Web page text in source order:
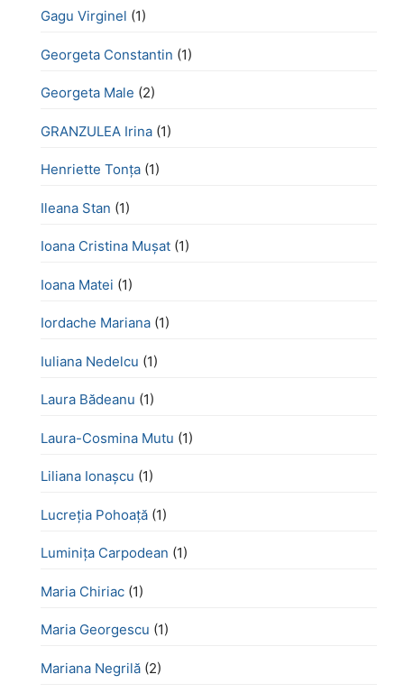
Gagu Virginel (1)
Georgeta Constantin (1)
Georgeta Male (2)
GRANZULEA Irina (1)
Henriette Tonţa (1)
Ileana Stan (1)
Ioana Cristina Mușat (1)
Ioana Matei (1)
Iordache Mariana (1)
Iuliana Nedelcu (1)
Laura Bădeanu (1)
Laura-Cosmina Mutu (1)
Liliana Ionașcu (1)
Lucreţia Pohoaţă (1)
Luminița Carpodean (1)
Maria Chiriac (1)
Maria Georgescu (1)
Mariana Negrilă (2)